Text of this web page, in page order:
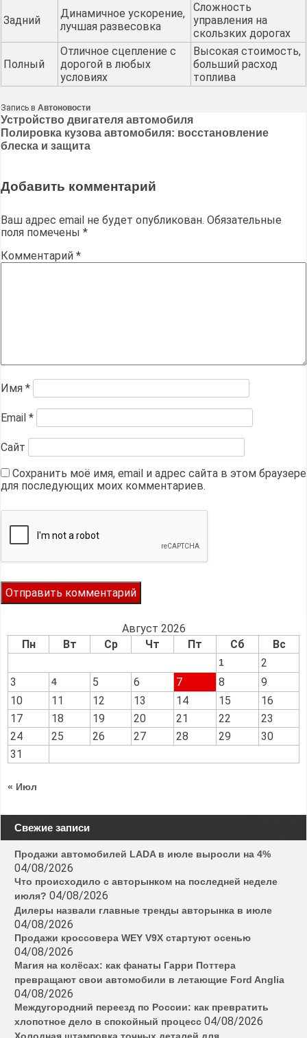
Задний
Динамичное ускорение,
лучшая развесовка
Сложность
управления на
скользких дорогах
Полный
Отличное сцепление с
дорогой в любых
условиях
Высокая стоимость,
больший расход
топлива
Запись в Автоновости
Навигация
по
Устройство двигателя автомобиля
Полировка кузова автомобиля: восстановление
блеска и защита
Добавить комментарий
Ваш адрес email не будет опубликован. Обязательные
поля помечены *
Комментарий *
Имя *
Email *
Сайт
Сохранить моё имя, email и адрес сайта в этом браузере
для последующих моих комментариев.
Август 2026
Пн
Вт Ср Чт Пт Сб Вс
1
2
3
4 5 6 7 8
9
10
11 12 13 14 15
16
17
18 19 20 21 22
23
24
25 26 27 28 29
30
31
« Июл
Свежие записи
Продажи автомобилей LADA в июле выросли на 4%
04/08/2026
Что происходило с авторынком на последней неделе
июля? 04/08/2026
Дилеры назвали главные тренды авторынка в июле
04/08/2026
Продажи кроссовера WEY V9X стартуют осенью
04/08/2026
Магия на колёсах: как фанаты Гарри Поттера
превращают свои автомобили в летающие Ford Anglia
04/08/2026
Междугородний переезд по России: как превратить
хлопотное дело в спокойный процесс 04/08/2026
Холодная штамповка точных деталей для